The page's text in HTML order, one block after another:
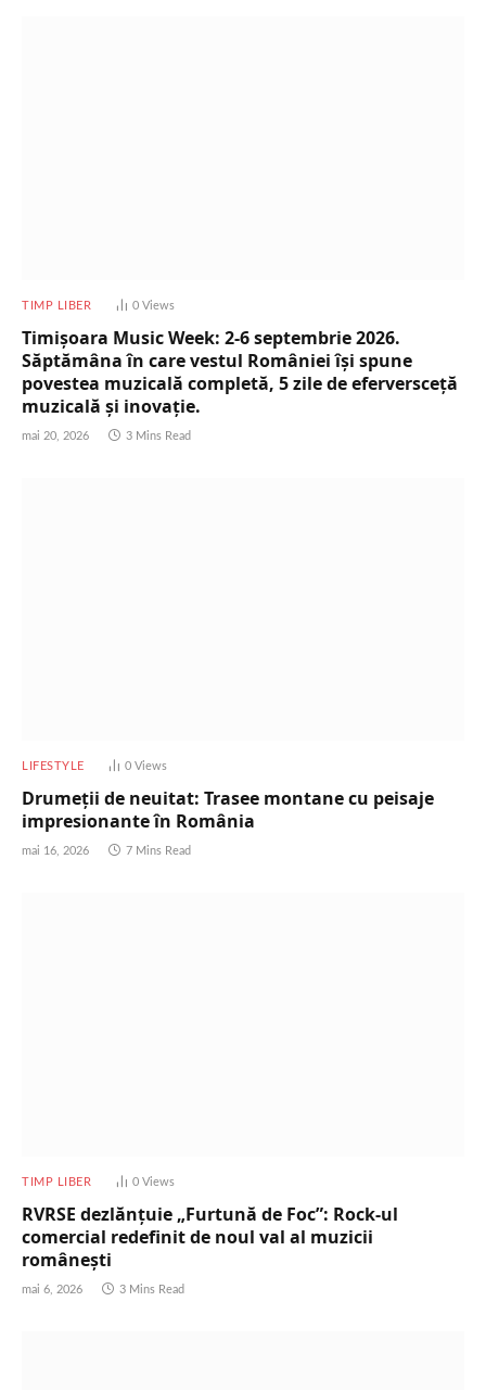
TIMP LIBER 0 Views
Timișoara Music Week: 2-6 septembrie 2026.
Săptămâna în care vestul României își spune
povestea muzicală completă, 5 zile de eferversceță
muzicală și inovație.
mai 20, 2026 3 Mins Read
LIFESTYLE 0 Views
Drumeții de neuitat: Trasee montane cu peisaje
impresionante în România
mai 16, 2026 7 Mins Read
TIMP LIBER 0 Views
RVRSE dezlănțuie „Furtună de Foc”: Rock-ul
comercial redefinit de noul val al muzicii
românești
mai 6, 2026 3 Mins Read